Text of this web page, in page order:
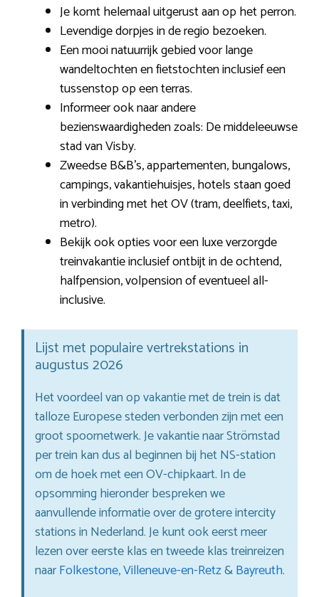
Je komt helemaal uitgerust aan op het perron.
Levendige dorpjes in de regio bezoeken.
Een mooi natuurrijk gebied voor lange
wandeltochten en fietstochten inclusief een
tussenstop op een terras.
Informeer ook naar andere
bezienswaardigheden zoals: De middeleeuwse
stad van Visby.
Zweedse B&B’s, appartementen, bungalows,
campings, vakantiehuisjes, hotels staan goed
in verbinding met het OV (tram, deelfiets, taxi,
metro).
Bekijk ook opties voor een luxe verzorgde
treinvakantie inclusief ontbijt in de ochtend,
halfpension, volpension of eventueel all-
inclusive.
Lijst met populaire vertrekstations in
augustus 2026
Het voordeel van op vakantie met de trein is dat
talloze Europese steden verbonden zijn met een
groot spoornetwerk. Je vakantie naar Strömstad
per trein kan dus al beginnen bij het NS-station
om de hoek met een OV-chipkaart. In de
opsomming hieronder bespreken we
aanvullende informatie over de grotere intercity
stations in Nederland. Je kunt ook eerst meer
lezen over eerste klas en tweede klas treinreizen
naarFolkestone,Villeneuve-en-Retz&Bayreuth.